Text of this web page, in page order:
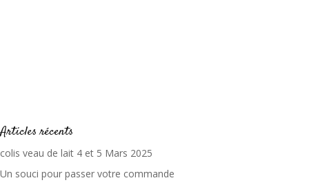
Articles récents
colis veau de lait 4 et 5 Mars 2025
Un souci pour passer votre commande